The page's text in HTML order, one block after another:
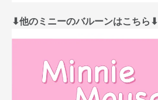
⬇︎他のミニーのバルーンはこちら⬇︎